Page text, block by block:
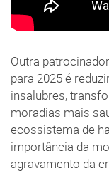
Outra
para 2025 é
insalubres,
moradias mais
ecossistema de
importância da
agravamento da